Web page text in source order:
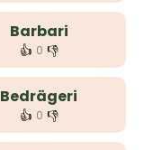
Barbari
👍 0 👎
Bedrägeri
👍 0 👎